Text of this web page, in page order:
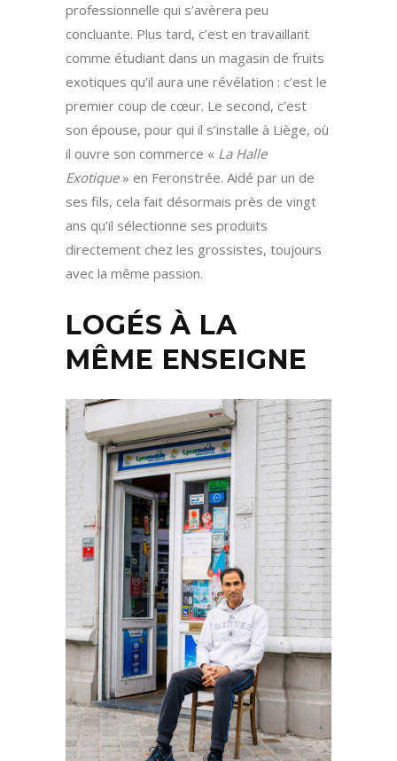
professionnelle qui s’avèrera peu
concluante. Plus tard, c’est en travaillant
comme étudiant dans un magasin de fruits
exotiques qu’il aura une révélation : c’est le
premier coup de cœur. Le second, c’est
son épouse, pour qui il s’installe à Liège, où
il ouvre son commerce « La Halle
Exotique» en Feronstrée. Aidé par un de
ses fils, cela fait désormais près de vingt
ans qu’il sélectionne ses produits
directement chez les grossistes, toujours
avec la même passion.
LOGÉS À LA
MÊME ENSEIGNE